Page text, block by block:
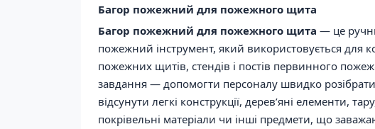
Багор пожежний для пожежного щита
Багор пожежний для пожежного щита — це
пожежний інструмент, який використовується для
пожежних щитів, стендів і постів первинного
завдання — допомогти персоналу швидко
відсунути легкі конструкції, дерев’яні елементи,
покрівельні матеріали чи інші предмети, що